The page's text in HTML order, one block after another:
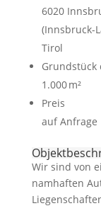
6020
(Innsbruck-
Tirol
Grund­stück
1.000 m²
Preis
auf Anfrage
Wir sind von
namhaften